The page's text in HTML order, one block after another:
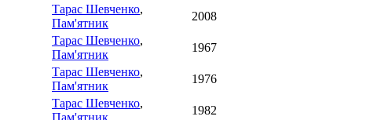
Тарас Шевченко,
Пам'ятник
2008
Тарас Шевченко,
Пам'ятник
1967
Тарас Шевченко,
Пам'ятник
1976
Тарас Шевченко,
1982